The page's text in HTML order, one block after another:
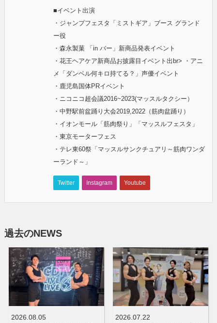
■イベント出演
・ジャンプフェスタ「ミストギア」ブース グランド
ー役
・森永製菓 「in バー」新商品発表イベント
・花王ヘアケア新商品お披露目イベント出br> ・アニ
メ「ダンベル何キロ持てる？」声優イベント
・鹿児島国体PRイベント
・ニコニコ超会議2016~2023(マッスルタクシー）
・中野駅前盆踊り大会2019,2022（筋肉盆踊り）
・イオンモール「筋肉祭り」「マッスルフェスタ」
・東京モーターフェス
・テレ東60祭「マッスルサンクチュアリ～筋肉ワンダ
ーランド～」
Twitter Instagram Youtube
過去のNEWS
2026.08.05
2026.07.22